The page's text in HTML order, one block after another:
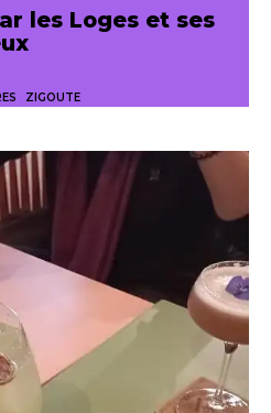
les Loges et ses
ZIGOUTE